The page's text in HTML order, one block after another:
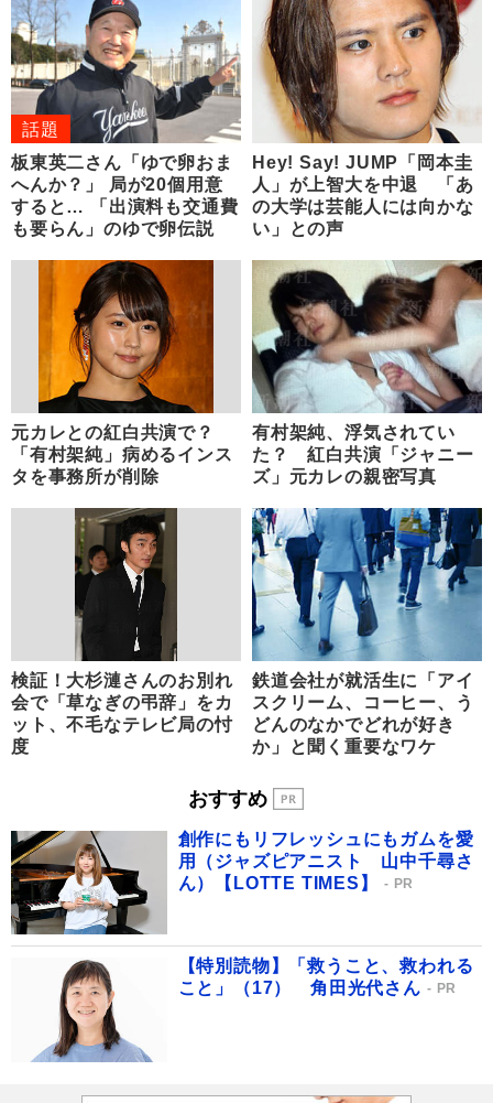
話題
板東英二さん「ゆで卵おま
へんか？」 局が20個用意
すると… 「出演料も交通費
も要らん」のゆで卵伝説
Hey! Say! JUMP「岡本圭
人」が上智大を中退 「あ
の大学は芸能人には向かな
い」との声
元カレとの紅白共演で？
「有村架純」病めるインス
タを事務所が削除
有村架純、浮気されてい
た？ 紅白共演「ジャニー
ズ」元カレの親密写真
検証！大杉漣さんのお別れ
会で「草なぎの弔辞」をカ
ット、不毛なテレビ局の忖
度
鉄道会社が就活生に「アイ
スクリーム、コーヒー、う
どんのなかでどれが好き
か」と聞く重要なワケ
おすすめ
創作にもリフレッシュにもガムを愛
用（ジャズピアニスト 山中千尋さ
ん）【LOTTE TIMES】
PR
【特別読物】「救うこと、救われる
こと」（17） 角田光代さん
PR